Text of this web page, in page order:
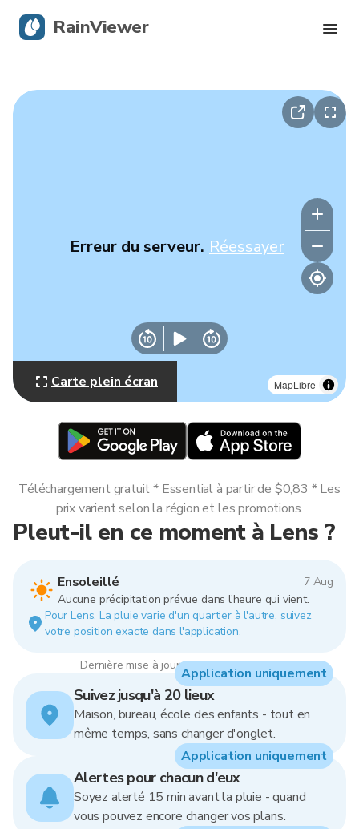
MapLibre
Erreur du serveur. Réessayer
Carte plein écran
Pleut-il en ce moment à Lens ?
Ensoleillé
7 Aug
Aucune précipitation prévue dans l'heure qui vient.
Pour Lens. La pluie varie d'un quartier à l'autre, suivez
votre position exacte dans l'application.
Dernière mise à jour : 22:00, 7 Aug 2026
Téléchargement gratuit * Essential à partir de $0,83 * Les
prix varient selon la région et les promotions.
Suivez jusqu'à 20 lieux
Maison, bureau, école des enfants - tout en
même temps, sans changer d'onglet.
Application uniquement
Alertes pour chacun d'eux
Soyez alerté 15 min avant la pluie - quand
vous pouvez encore changer vos plans.
Application uniquement
RainViewer